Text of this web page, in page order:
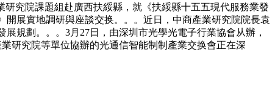
究院課題組赴廣西扶綏縣，就《扶綏縣十五五現代服務業發
展實地調研與座談交换。。。近日，中商產業研究院院長袁
規劃。。。3月27日，由深圳市光學光電子行業協會从辦，
研究院等單位協辦的光通信智能制制產業交换會正在深